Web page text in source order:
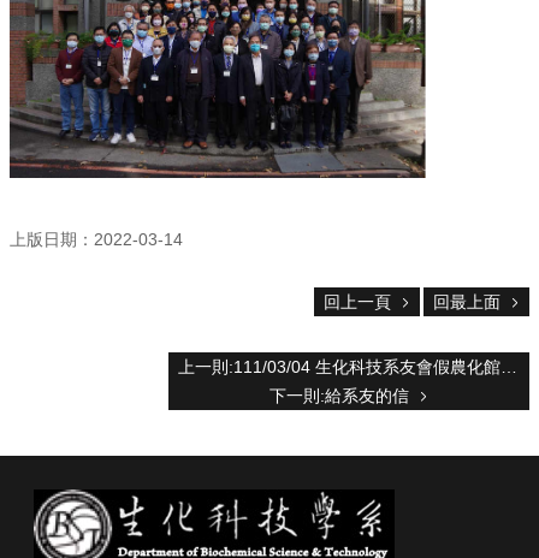
資
源
下
載
中
心
款
頁
生
科
上版日期：2022-03-14
回上一頁 回最上面
上一則:111/03/04 生化科技系友會假農化館 213 系會議室舉行第三屆暨第四屆理監事聯席會
下一則:給系友的信